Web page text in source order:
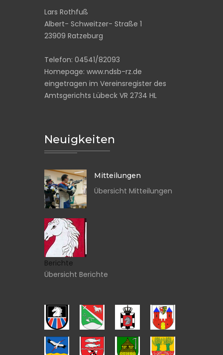
Lars Rothfuß
Albert- Schweitzer- Straße 1
23909 Ratzeburg
Telefon: 04541/82093
Homepage: www.ndsb-rz.de
eingetragen im Vereinsregister des
Amtsgerichts Lübeck VR 2734 HL
Neuigkeiten
Mitteilungen
Übersicht Mitteilungen
Berichte
Übersicht Berichte